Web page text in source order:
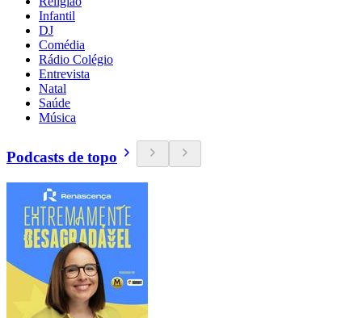
Infantil
DJ
Comédia
Rádio Colégio
Entrevista
Natal
Saúde
Música
Podcasts de topo